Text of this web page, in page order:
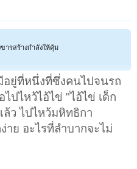
ารสร้างกำลังให้คุ้ม
อยู่ที่หนึ่งที่ซึ่งคนไปจนรถ
ปไหว้ไอ้ไข่ "ไอ้ไข่ เด็ก
ล้ว ไปไหว้มหิทธิกา
าย อะไรที่ลำบากจะไม่